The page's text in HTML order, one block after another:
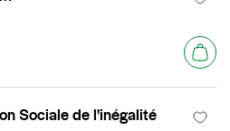
Sociale de l'inégalité